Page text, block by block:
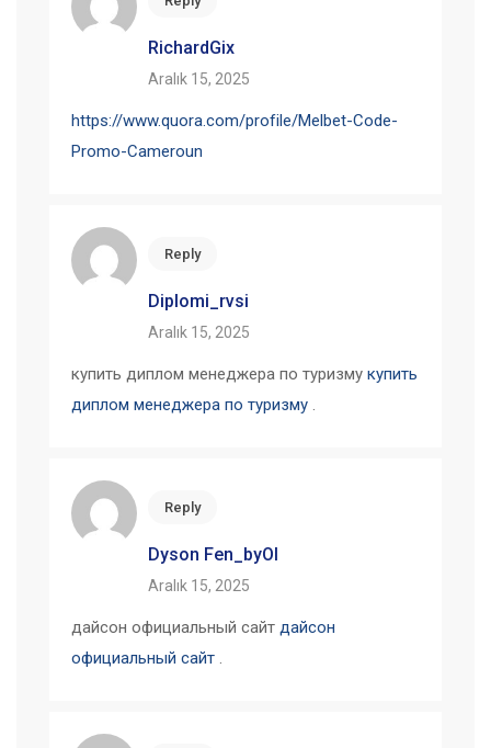
RichardGix
Aralık 15, 2025
https://www.quora.com/profile/Melbet-Code-
Promo-Cameroun
Reply
Diplomi_rvsi
Aralık 15, 2025
купить диплом менеджера по туризму купить
диплом менеджера по туризму .
Reply
Dyson Fen_byOl
Aralık 15, 2025
дайсон официальный сайт дайсон
официальный сайт .